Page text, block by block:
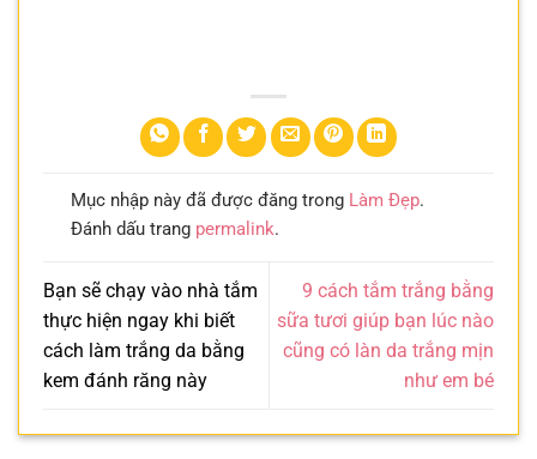
Mục nhập này đã được đăng trong Làm Đẹp.
Đánh dấu trang permalink.
Bạn sẽ chạy vào nhà tắm
thực hiện ngay khi biết
cách làm trắng da bằng
kem đánh răng này
9 cách tắm trắng bằng
sữa tươi giúp bạn lúc nào
cũng có làn da trắng mịn
như em bé